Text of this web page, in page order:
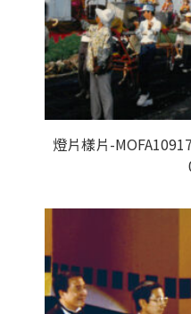
燈片樣片-